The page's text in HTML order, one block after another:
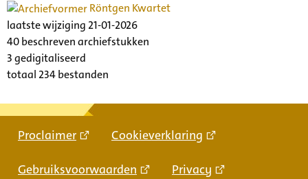
Röntgen Kwartet
laatste wijziging 21-01-2026
40 beschreven archiefstukken
3 gedigitaliseerd
totaal 234 bestanden
Proclaimer Cookieverklaring
Gebruiksvoorwaarden Privacy